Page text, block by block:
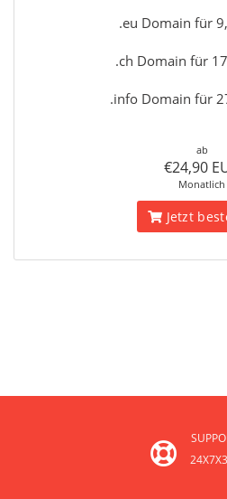
.eu Domain für
.ch Domain für
.info Domain für
ab
€24,90
Monatlich
Jetzt